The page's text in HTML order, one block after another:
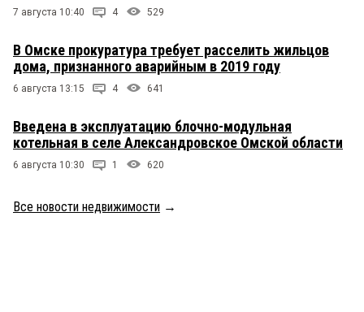
7 августа 10:40 4 529
В Омске прокуратура требует расселить жильцов
дома, признанного аварийным в 2019 году
6 августа 13:15 4 641
Введена в эксплуатацию блочно-модульная
котельная в селе Александровское Омской области
6 августа 10:30 1 620
Все новости недвижимости →